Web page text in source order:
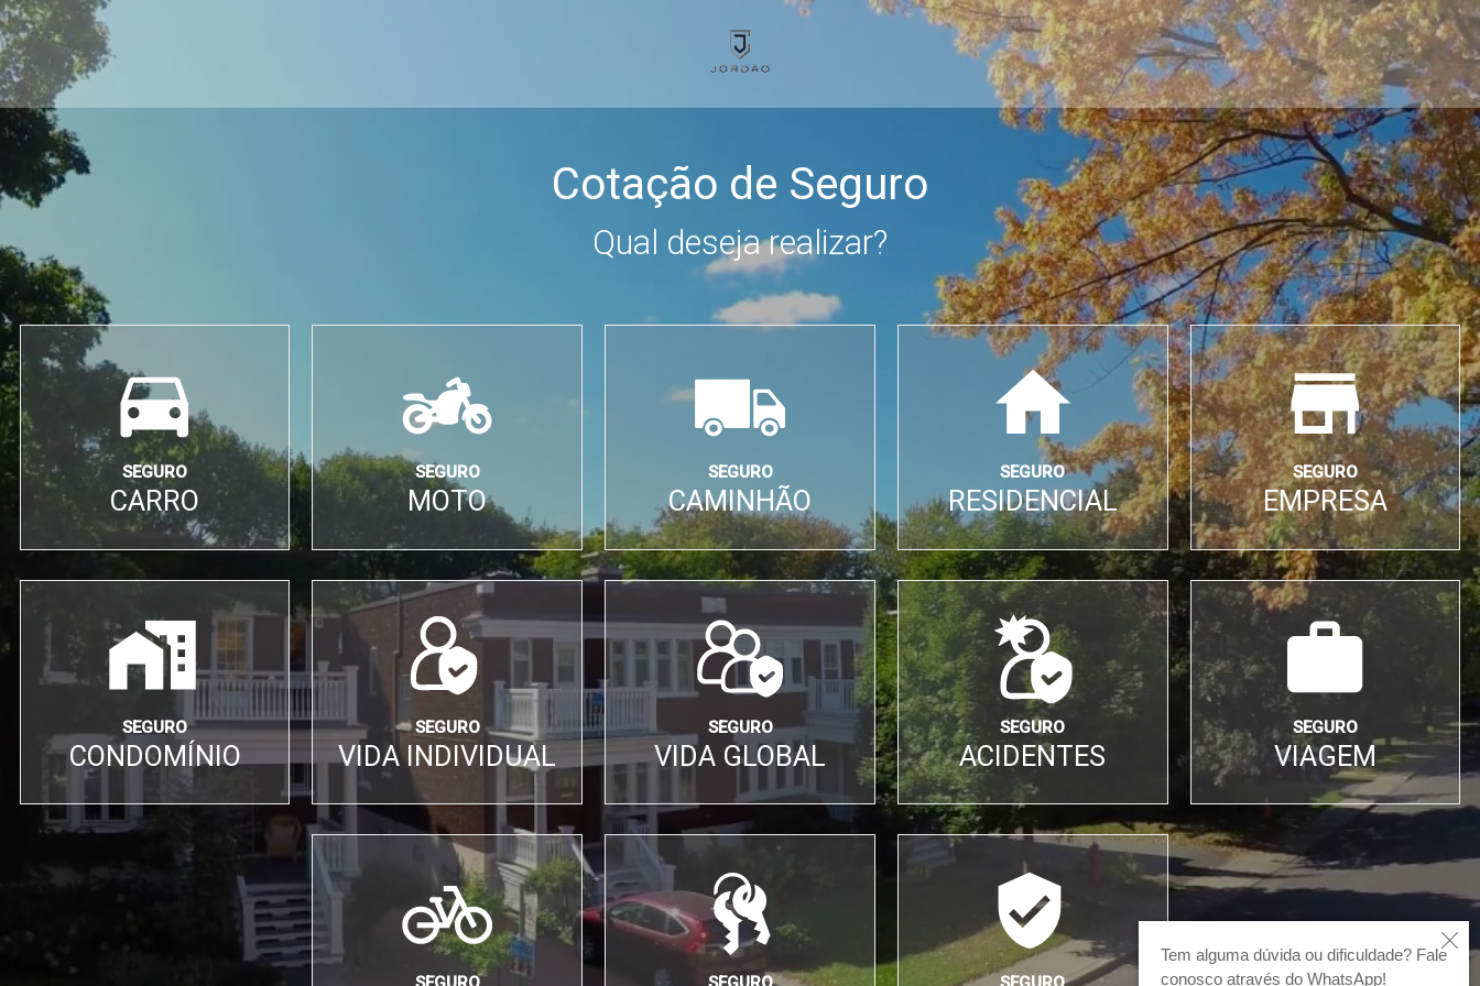
Cotação de Seguro
Qual deseja realizar?
SEGURO
CARRO
SEGURO
MOTO
SEGURO
CAMINHÃO
SEGURO
RESIDENCIAL
SEGURO
EMPRESA
SEGURO
CONDOMÍNIO
SEGURO
VIDA INDIVIDUAL
SEGURO
VIDA GLOBAL
SEGURO
ACIDENTES
SEGURO
VIAGEM
SEGURO SEGURO SEGURO
Tem alguma dúvida ou dificuldade? Fale
conosco através do WhatsApp!